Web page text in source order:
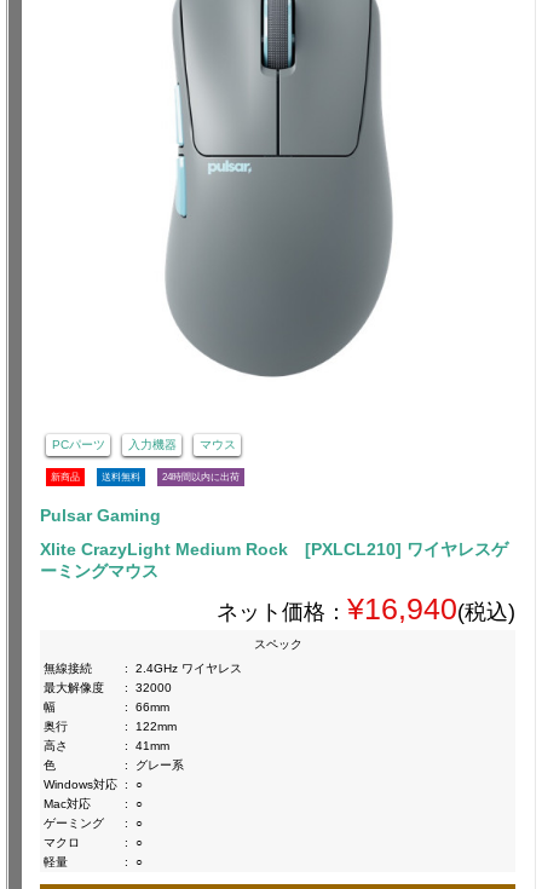
PCパーツ 入力機器 マウス
新商品 送料無料 24時間以内に出荷
Pulsar Gaming
Xlite CrazyLight Medium Rock [PXLCL210] ワイヤレスゲ
ーミングマウス
ネット価格： ¥16,940(税込)
スペック
無線接続
:
2.4GHz ワイヤレス
最大解像度
:
32000
幅
:
66mm
奥行
:
122mm
高さ
:
41mm
色
:
グレー系
Windows対応 :
○
Mac対応
:
○
ゲーミング
:
○
マクロ
:
○
軽量
: ○